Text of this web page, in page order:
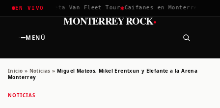
EN VIVO
2026✱Greta Van Fleet Tour✱Caifanes en Monterrey · 12
MENÚ
MONTERREY ROCK·
Inicio » Noticias » Miguel Mateos, Mikel Erentxun y Elefante a la Arena
Monterrey
NOTICIAS